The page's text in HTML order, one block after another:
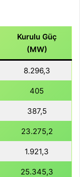
Kurulu Güç
(MW)
8.296,3
405
387,5
23.275,2
1.921,3
25.345,3